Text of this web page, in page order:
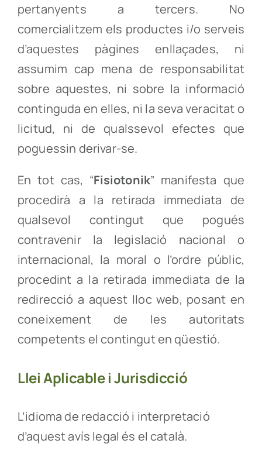
pertanyents a tercers. No
comercialitzem els productes i/o serveis
d’aquestes pàgines enllaçades, ni
assumim cap mena de responsabilitat
sobre aquestes, ni sobre la informació
continguda en elles, ni la seva veracitat o
licitud, ni de qualssevol efectes que
poguessin derivar-se.
En tot cas, “Fisiotonik” manifesta que
procedirà a la retirada immediata de
qualsevol contingut que pogués
contravenir la legislació nacional o
internacional, la moral o l’ordre públic,
procedint a la retirada immediata de la
redirecció a aquest lloc web, posant en
coneixement de les autoritats
competents el contingut en qüestió.
Llei Aplicable i Jurisdicció
L’idioma de redacció i interpretació
d’aquest avís legal és el català.